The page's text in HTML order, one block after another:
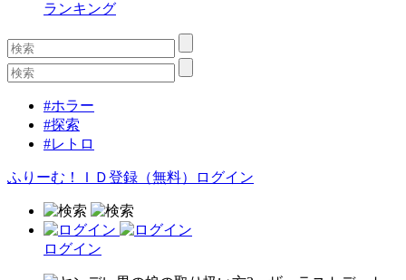
ランキング
#ホラー
#探索
#レトロ
ふりーむ！ＩＤ登録（無料） ログイン
ログイン